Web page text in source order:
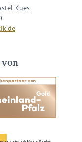
Kues
von